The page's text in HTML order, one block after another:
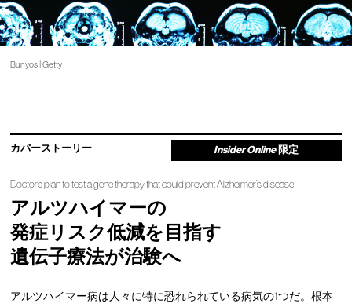
Bunyos | Getty
カバーストーリー Insider Online 限定
Doctors plan to test a gene therapy that could prevent Alzheimer’s disease
アルツハイマーの
発症リスク低減を目指す
遺伝子療法が治験へ
アルツハイマー病は人々に特に恐れられている病気の1つだ。根本